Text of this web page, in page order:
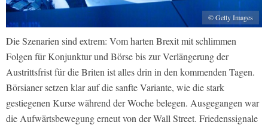
© Getty Images
Die Szenarien sind extrem: Vom harten Brexit mit schlimmen
Folgen für Konjunktur und Börse bis zur Verlängerung der
Austrittsfrist für die Briten ist alles drin in den kommenden Tagen.
Börsianer setzen klar auf die sanfte Variante, wie die stark
gestiegenen Kurse während der Woche belegen. Ausgegangen war
die Aufwärtsbewegung erneut von der Wall Street. Friedenssignale